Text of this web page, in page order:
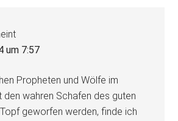
um 7:57
Propheten und Wölfe im
den wahren Schafen des guten
geworfen werden, finde ich